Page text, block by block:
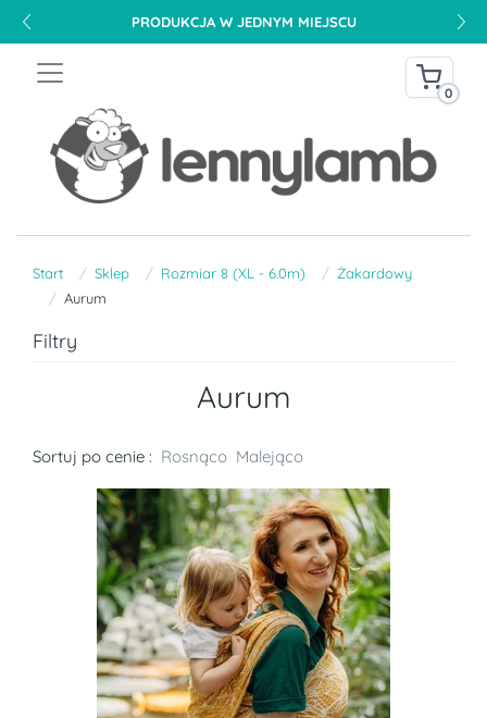
PRODUKCJA W JEDNYM MIEJSCU
0
Start Sklep Rozmiar 8 (XL - 6.0m)
Żakardowy
Aurum
Filtry
Aurum
Sortuj po cenie : Rosnąco Malejąco